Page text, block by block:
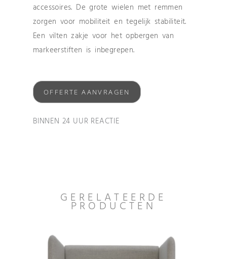
accessoires. De grote wielen met remmen
zorgen voor mobiliteit en tegelijk stabiliteit.
Een vilten zakje voor het opbergen van
markeerstiften is inbegrepen.
OFFERTE AANVRAGEN
BINNEN 24 UUR REACTIE
GERELATEERDE
PRODUCTEN